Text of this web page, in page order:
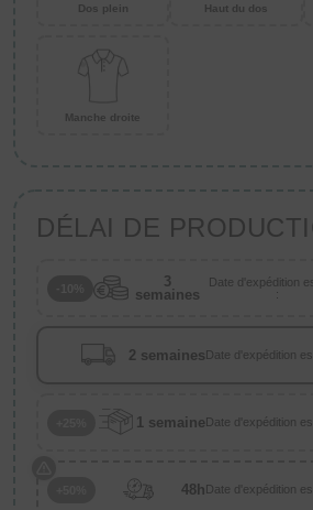
Dos plein Haut du dos
Manche droite
DÉLAI DE
3
semaines
Date d'expédition
:
2 semaines Date d'expédition
1 semaine Date d'expédition
48h Date d'expédition